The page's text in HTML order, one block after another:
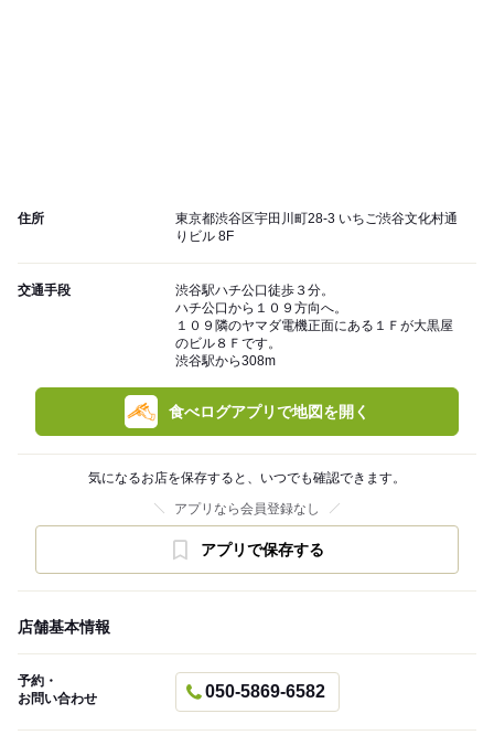
住所
東京都渋谷区宇田川町28-3 いちご渋谷文化村通
りビル 8F
交通手段
渋谷駅ハチ公口徒歩３分。
ハチ公口から１０９方向へ。
１０９隣のヤマダ電機正面にある１Ｆが大黒屋
のビル８Ｆです。
渋谷駅から308m
食べログアプリで地図を開く
気になるお店を保存すると、いつでも確認できます。
アプリなら会員登録なし
アプリで保存する
店舗基本情報
予約・
お問い合わせ
050-5869-6582